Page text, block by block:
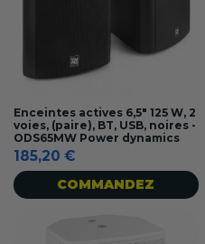
Enceintes actives 6,5" 125 W, 2
voies, (paire), BT, USB, noires -
ODS65MW Power dynamics
185,20 €
COMMANDEZ